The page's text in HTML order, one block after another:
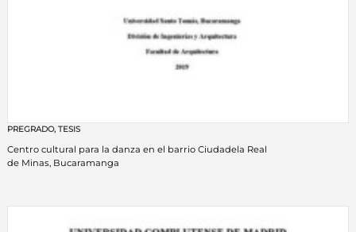
PREGRADO, TESIS
Centro cultural para la danza en el barrio Ciudadela Real
de Minas, Bucaramanga